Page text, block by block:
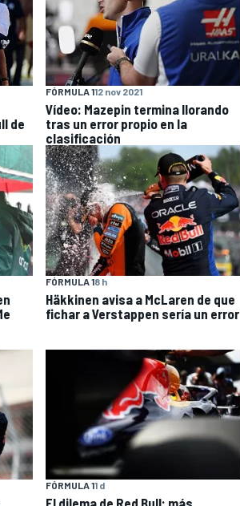
de
FÓRMULA 112 nov 2021
Vídeo: Mazepin termina llorando
tras un error propio en la
clasificación
FÓRMULA 18 h
Häkkinen avisa a McLaren de que
fichar a Verstappen sería un error
FÓRMULA 11 d